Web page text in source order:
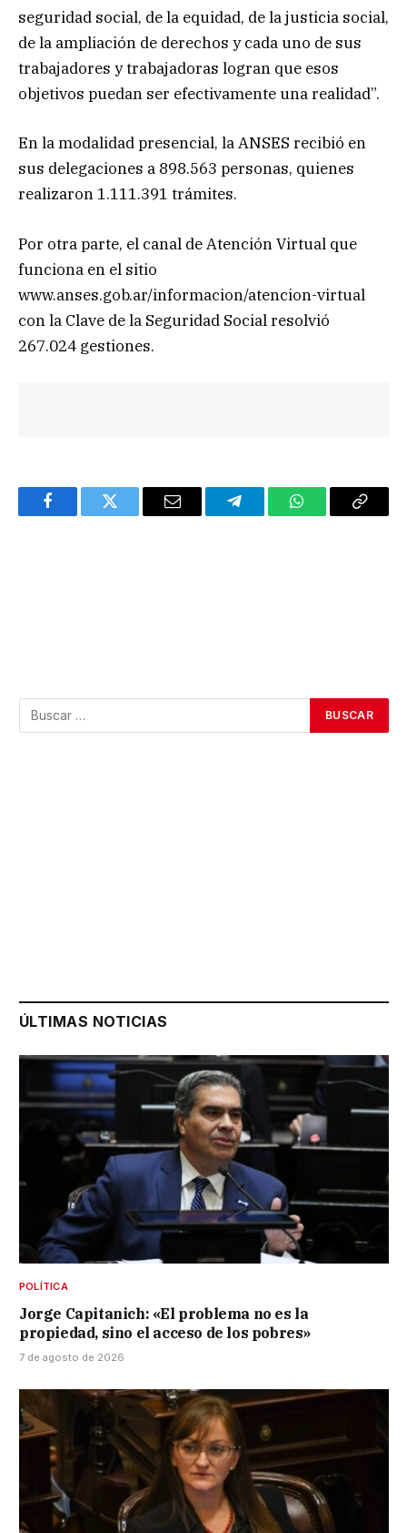
seguridad social, de la equidad, de la justicia social,
de la ampliación de derechos y cada uno de sus
trabajadores y trabajadoras logran que esos
objetivos puedan ser efectivamente una realidad”.
En la modalidad presencial, la ANSES recibió en
sus delegaciones a 898.563 personas, quienes
realizaron 1.111.391 trámites.
Por otra parte, el canal de Atención Virtual que
funciona en el sitio
www.anses.gob.ar/informacion/atencion-virtual
con la Clave de la Seguridad Social resolvió
267.024 gestiones.
FacebookTwitter Email TelegramWhatsAppCopy
ÚLTIMAS NOTICIAS
POLÍTICA
Jorge Capitanich: «El problema no es la
propiedad, sino el acceso de los pobres»
7 de agosto de 2026